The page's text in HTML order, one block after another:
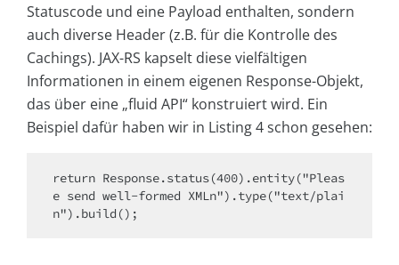
Statuscode und eine Payload enthalten, sondern
auch diverse Header (z.B. für die Kontrolle des
Cachings). JAX-RS kapselt diese vielfältigen
Informationen in einem eigenen Response-Objekt,
das über eine „fluid API“ konstruiert wird. Ein
Beispiel dafür haben wir in Listing 4 schon gesehen:
return Response.status(400).entity("Pleas
e send well-formed XMLn").type("text/plai